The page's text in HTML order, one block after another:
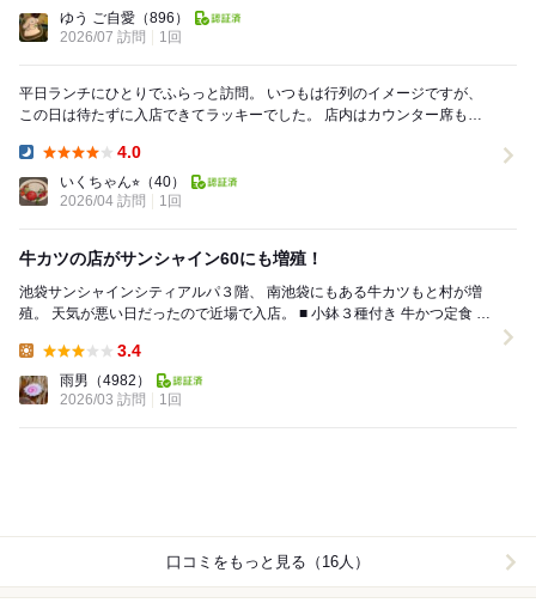
ゆう ご自愛 （896）
2026/07 訪問
1回
平日ランチにひとりでふらっと訪問。 いつもは行列のイメージですが、
この日は待たずに入店できてラッキーでした。 店内はカウンター席もあ
4.0
いくちゃん⭐︎ （40）
2026/04 訪問
1回
牛カツの店がサンシャイン60にも増殖！
池袋サンシャインシティアルパ３階、 南池袋にもある牛カツもと村が増
殖。 天気が悪い日だったので近場で入店。 ■ 小鉢３種付き 牛かつ定食 牛
3.4
雨男 （4982）
2026/03 訪問
1回
口コミをもっと見る（16人）